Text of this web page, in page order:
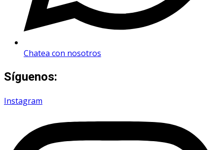
Chatea con nosotros
Síguenos:
Instagram